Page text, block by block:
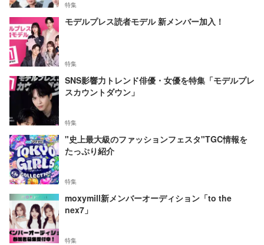
特集
モデルプレス読者モデル 新メンバー加入！
特集
SNS影響力トレンド俳優・女優を特集「モデルプレ
スカウントダウン」
特集
"史上最大級のファッションフェスタ"TGC情報を
たっぷり紹介
特集
moxymill新メンバーオーディション「to the
nex7」
特集